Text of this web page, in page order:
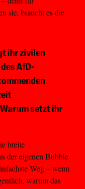
sie, braucht es die
ihr zivilen
AfD-
setzt ihr
breite
der eigenen Bubble
Weg – wenn
warum das